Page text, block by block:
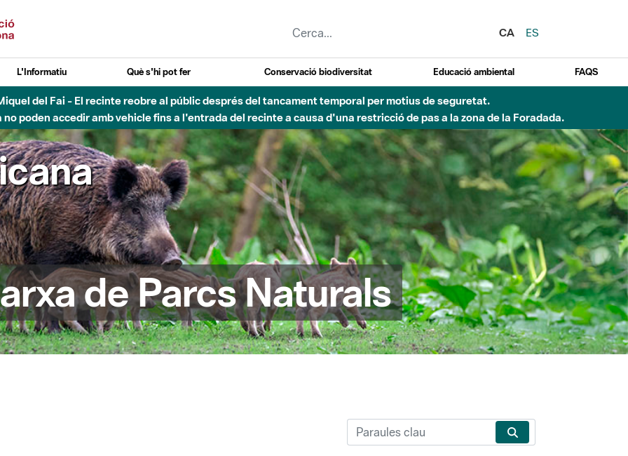
CA
ES
L'Informatiu Què s'hi pot fer Conservació biodiversitat Educació ambiental FAQS
del Fai - El recinte reobre al públic després del tancament temporal per motius de seguretat.
poden accedir amb vehicle fins a l'entrada del recinte a causa d'una restricció de pas a la zona de la Foradada.
de Parcs Naturals